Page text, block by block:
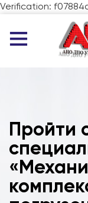
Verification:
Пройти